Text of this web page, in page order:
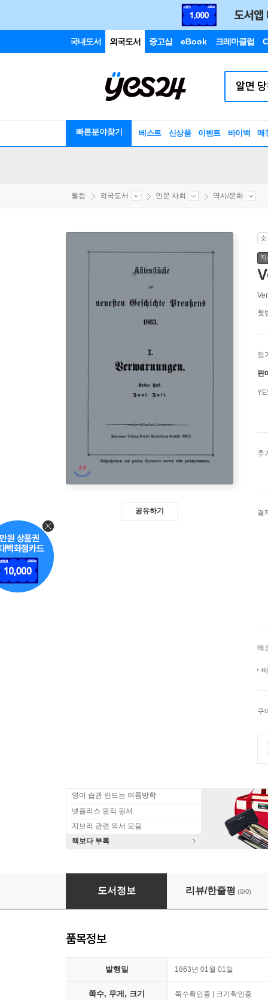
국내도서 외국도서 중고샵 eBook 크레마클럽
빠른분야찾기 베스트 신상품 이벤트 바이백 매
웰컴 외국도서 인문 사회 역사/문화
공유하기
첫
정
판
추
결
배
구
영어 습관 만드는 여름방학
넷플리스 원작 원서
지브리 관련 외서 모음
책보다 부록
Aktenst?cke Zur Neuesten Geschichte
도서정보 리뷰/한줄평 (0/0)
품목정보
발행일 1863년 01월 01일
쪽수, 무게, 크기 쪽수확인중 | 크기확인중